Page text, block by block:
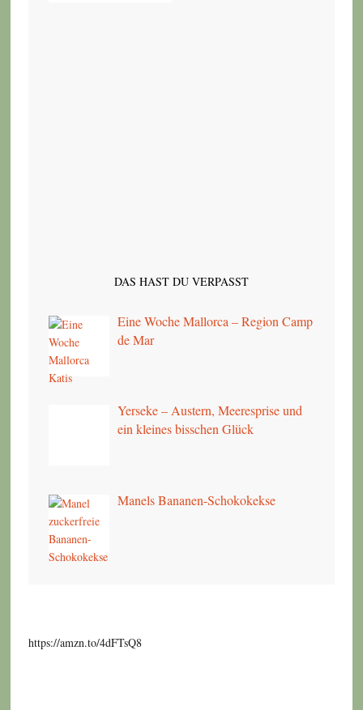
DAS HAST DU VERPASST
Eine Woche Mallorca – Region Camp
de Mar
Yerseke – Austern, Meeresprise und
ein kleines bisschen Glück
Manels Bananen-Schokokekse
https://amzn.to/4dFTsQ8